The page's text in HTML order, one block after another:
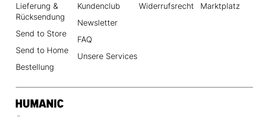
Lieferung &
Rücksendung
Send to Store
Send to Home
Bestellung
Kundenclub
Newsletter
FAQ
Unsere Services
Widerrufsrecht
Marktplatz